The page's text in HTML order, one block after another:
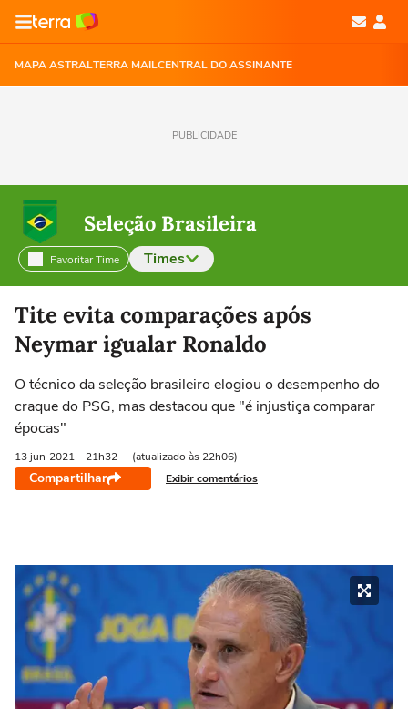
MAPA ASTRALTERRA MAILCENTRAL DO ASSINANTE
PUBLICIDADE
Seleção Brasileira
Favoritar Time Times
Selecione o time para ver as notícias
Tite evita comparações após
Neymar igualar Ronaldo
O técnico da seleção brasileiro elogiou o desempenho do
craque do PSG, mas destacou que "é injustiça comparar
épocas"
13 jun 2021 - 21h32 (atualizado às 22h06)
Compartilhar Exibir comentários